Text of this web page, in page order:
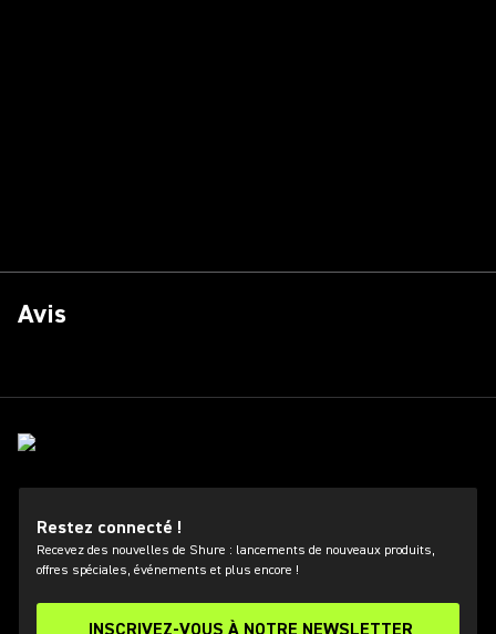
Avis
Restez connecté !
Recevez des nouvelles de Shure : lancements de nouveaux produits,
offres spéciales, événements et plus encore !
INSCRIVEZ-VOUS À NOTRE NEWSLETTER